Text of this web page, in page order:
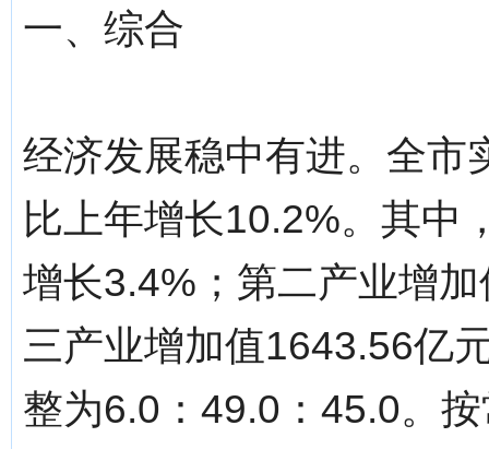
一、综合
经济发展稳中有进。全市
比上年增长10.2%。其中
增长3.4%；第二产业增
三产业增加值1643.56亿
整为6.0：49.0：45.0。